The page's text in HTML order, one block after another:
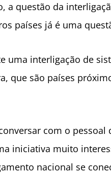
a questão da
países já é uma
uma interligação de
que são países
com o
iniciativa muito
nacional se